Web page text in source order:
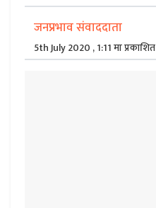
जनप्रभाव संवाददाता
5th July 2020 , 1:11 मा प्रकाशित